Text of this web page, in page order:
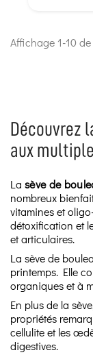
Affichage 1-10 de
Découvrez
aux
La sève de
nombreux
vitamines et
détoxification et
et articulaires.
La sève de
printemps. Elle
organiques et à
En plus de la
propriétés
cellulite et les
digestives.